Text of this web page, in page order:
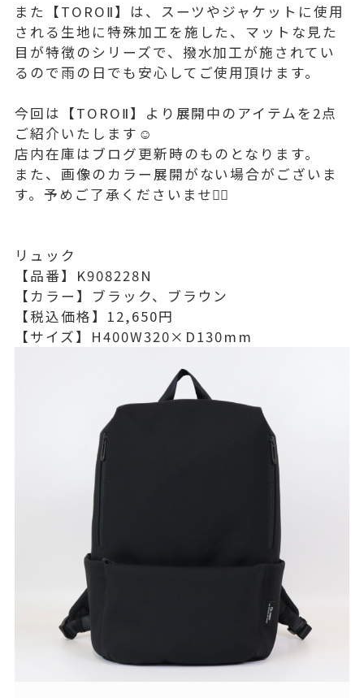
また【TOROⅡ】は、スーツやジャケットに使用
される生地に特殊加工を施した、マットな見た
目が特徴のシリーズで、撥水加工が施されてい
るので雨の日でも安心してご使用頂けます。
今回は【TOROⅡ】より展開中のアイテムを2点
ご紹介いたします☺️
店内在庫はブログ更新時のものとなります。
また、画像のカラー展開がない場合がございま
す。予めご了承くださいませ🙇‍♀️
リュック
【品番】K908228N
【カラー】ブラック、ブラウン
【税込価格】12,650円
【サイズ】H400W320×D130mm